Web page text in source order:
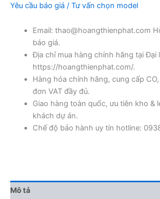
Yêu cầu báo giá / Tư vấn chọn model
Email: thao@hoangthienphat.com
báo giá.
Địa chỉ mua hàng chính hãng tại Đại
https://hoangthienphat.com/.
Hàng hóa chính hãng, cung cấp
đơn VAT đầy đủ.
Giao hàng toàn quốc, ưu tiên kho &
khách dự án.
Chế độ bảo hành uy tín hotline:
Mô tả